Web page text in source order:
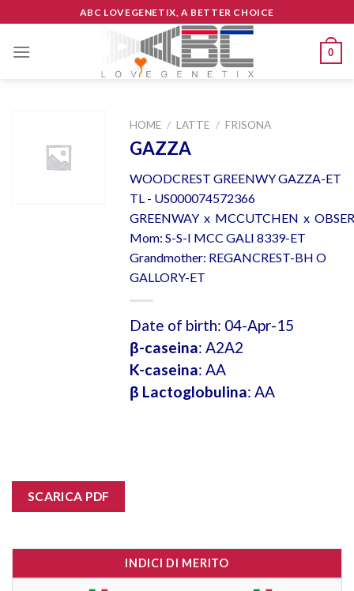
to
content
ABC LOVEGENETIX, A BETTER CHOICE
0
HOME / LATTE / FRISONA
GAZZA
WOODCREST GREENWY GAZZA-ET
TL - US000074572366
GREENWAY x MCCUTCHEN x
Mom: S-S-I MCC GALI 8339-ET
Grandmother: REGANCREST-BH O
GALLORY-ET
Date of birth: 04-Apr-15
β-caseina: A2A2
K-caseina: AA
β Lactoglobulina: AA
SCARICA PDF
INDICI DI MERITO